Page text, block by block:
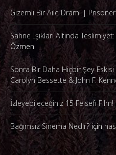
Gizemli Bir Aile Dramı |
Sahne Işıkları Altında
Özmen
Sonra Bir Daha Hiçbir Şey
Carolyn Bessette & John F.
İzleyebileceğiniz 15 Felsefi Film!
Bağımsız Sinema Nedir?için